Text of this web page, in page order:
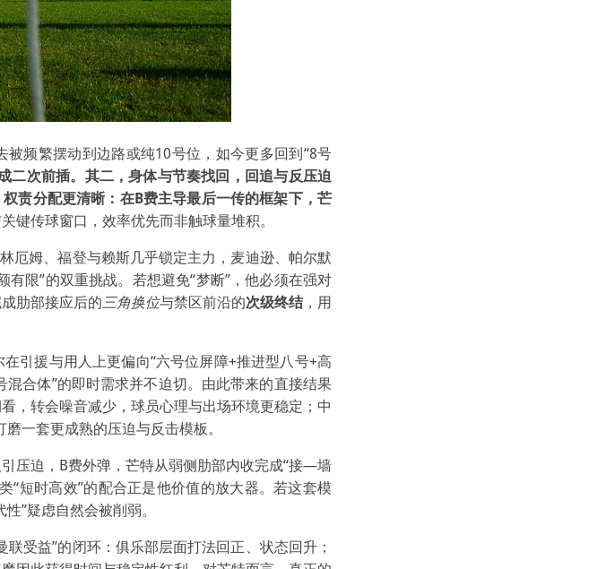
频繁摆动到边路或纯10号位，如今更多回到“8号
二次前插。其二，身体与节奏找回，回追与反压迫
责分配更清晰：在B费主导最后一传的框架下，芒
键传球窗口，效率优先而非触球量堆积。
厄姆、福登与赖斯几乎锁定主力，麦迪逊、帕尔默
限”的双重挑战。若想避免“梦断”，他必须在强对
肋部接应后的三角换位与禁区前沿的次级终结，用
引援与用人上更偏向“六号位屏障+推进型八号+高
合体”的即时需求并不迫切。由此带来的直接结果
，转会噪音减少，球员心理与出场环境更稳定；中
一套更成熟的压迫与反击模板。
压迫，B费外弹，芒特从弱侧肋部内收完成“接—墙
“短时高效”的配合正是他价值的放大器。若这套模
”疑虑自然会被削弱。
受益”的闭环：俱乐部层面打法回正、状态回升；